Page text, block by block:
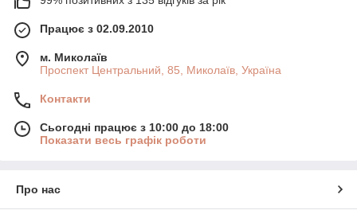
Працює з 02.09.2010
м. Миколаїв
Проспект Центральний, 85, Миколаїв, Україна
Контакти
Сьогодні працює з 10:00 до 18:00
Показати весь графік роботи
Про нас